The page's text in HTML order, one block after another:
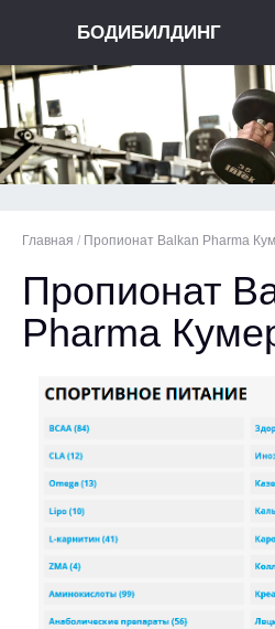
БОДИБИЛДИНГ
Главная / Пропионат Balkan Pharma
Пропионат
Pharma